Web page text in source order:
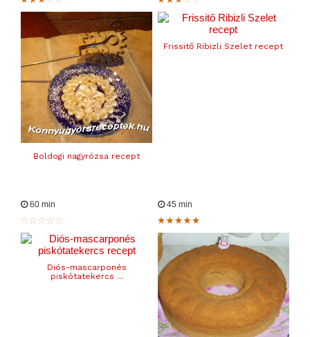
Boldogi nagyrózsa recept
Frissitő Ribizli Szelet recept
60 min
Diós-mascarponés
piskótatekercs ...
45 min